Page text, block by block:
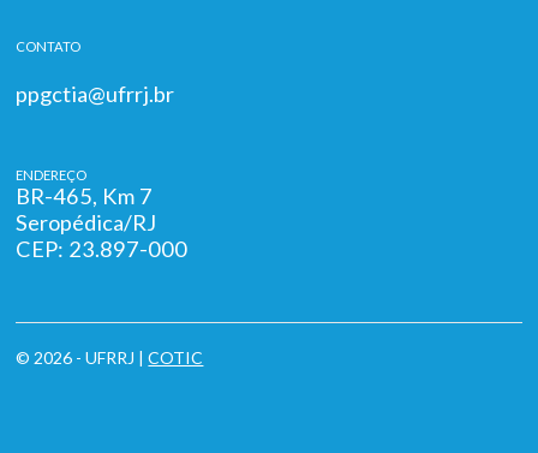
CONTATO
ppgctia@ufrrj.br
ENDEREÇO
BR-465, Km 7
Seropédica/RJ
CEP: 23.897-000
© 2026 - UFRRJ |COTIC